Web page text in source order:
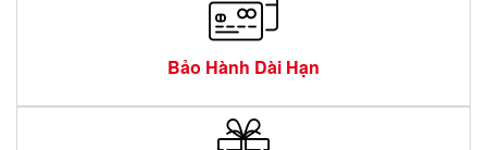
Bảo Hành Dài Hạn